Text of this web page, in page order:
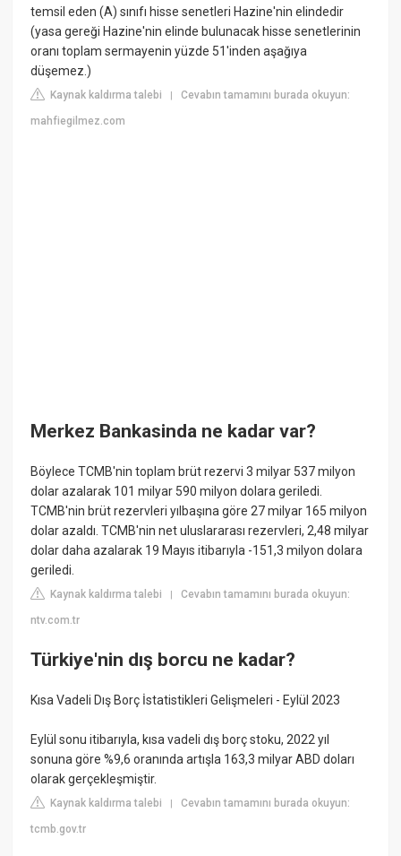
temsil eden (A) sınıfı hisse senetleri Hazine'nin elindedir
(yasa gereği Hazine'nin elinde bulunacak hisse senetlerinin
oranı toplam sermayenin yüzde 51'inden aşağıya
düşemez.)
Kaynak kaldırma talebi |Cevabın tamamını burada okuyun:
mahfiegilmez.com
Merkez Bankasinda ne kadar var?
Böylece TCMB'nin toplam brüt rezervi 3 milyar 537 milyon
dolar azalarak 101 milyar 590 milyon dolara geriledi.
TCMB'nin brüt rezervleri yılbaşına göre 27 milyar 165 milyon
dolar azaldı. TCMB'nin net uluslararası rezervleri, 2,48 milyar
dolar daha azalarak 19 Mayıs itibarıyla -151,3 milyon dolara
geriledi.
Kaynak kaldırma talebi |Cevabın tamamını burada okuyun:
ntv.com.tr
Türkiye'nin dış borcu ne kadar?
Kısa Vadeli Dış Borç İstatistikleri Gelişmeleri - Eylül 2023
Eylül sonu itibarıyla, kısa vadeli dış borç stoku, 2022 yıl
sonuna göre %9,6 oranında artışla 163,3 milyar ABD doları
olarak gerçekleşmiştir.
Kaynak kaldırma talebi |Cevabın tamamını burada okuyun:
tcmb.gov.tr